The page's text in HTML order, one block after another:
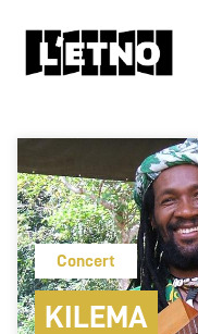
Concert
KILEMA